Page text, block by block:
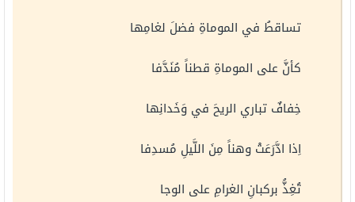
تساقطُ في الموماةِ فضلَ لغامِها
كأنَّ على الموماةِ قطناً مُنَدَّفا
خِفافٌ تباري الريحَ في وَخَدانِها
اِذا ادَّرَعَتْ وهناً مِنَ اللَّيلِ مُسدِفا
تُغِذُّ بركبانِ الغرامِ على الوجا